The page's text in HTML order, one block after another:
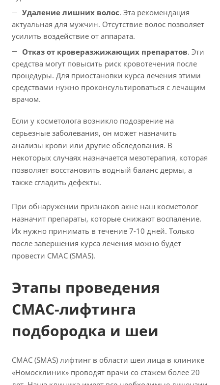
Удаление лишних волос. Эта рекомендация
актуальная для мужчин. Отсутствие волос позволяет
усилить воздействие от аппарата.
Отказ от кроверазжижающих препаратов. Эти
средства могут повысить риск кровотечения после
процедуры. Для приостановки курса лечения этими
средствами нужно проконсультироваться с лечащим
врачом.
Если у косметолога возникло подозрение на
серьезные заболевания, он может назначить
анализы крови или другие обследования. В
некоторых случаях назначается мезотерапия, которая
позволяет восстановить водный баланс дермы, а
также сгладить дефекты.
При обнаружении признаков акне наш косметолог
назначит препараты, которые снижают воспаление.
Их нужно принимать в течение 7-10 дней. Только
после завершения курса лечения можно будет
провести СМАС (SMAS).
Этапы проведения
СМАС-лифтинга
подбородка и шеи
СМАС (SMAS) лифтинг в области шеи лица в клинике
«Номосклиник» проводят врачи со стажем более 20